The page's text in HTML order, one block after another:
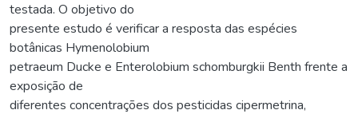
testada. O objetivo do
presente estudo é verificar a resposta das espécies
botânicas Hymenolobium
petraeum Ducke e Enterolobium schomburgkii Benth frente a
exposição de
diferentes concentrações dos pesticidas cipermetrina,